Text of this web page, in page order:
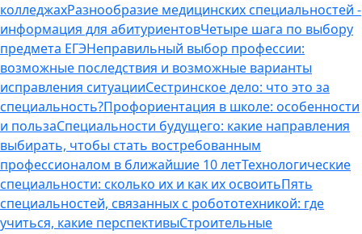
колледжахРазнообразие медицинских специальностей -
информация для абитуриентовЧетыре шага по выбору
предмета ЕГЭНеправильный выбор профессии:
возможные последствия и возможные варианты
исправления ситуацииСестринское дело: что это за
специальность?Профориентация в школе: особенности
и пользаСпециальности будущего: какие направления
выбирать, чтобы стать востребованным
профессионалом в ближайшие 10 летТехнологические
специальности: сколько их и как их освоитьПять
специальностей, связанных с робототехникой: где
учиться, какие перспективыСтроительные